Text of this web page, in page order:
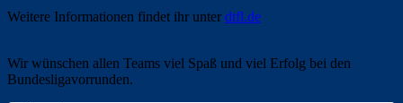
Weitere Informationen findet ihr unter dtfl.de
Wir wünschen allen Teams viel Spaß und viel Erfolg bei den
Bundesligavorrunden.